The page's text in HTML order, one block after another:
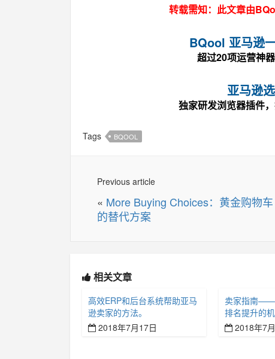
转载需知：此文章由
BQool 亚马逊
超过20项运营神
亚马逊
独家研发浏览器插件
Tags BQOOL
Previous article
« More Buying Choices：黄金购物车
的替代方案
相关文章
高效ERP和后台系统帮助亚马
逊卖家的方法。
2018年7月17日
卖家指南——
排名提升的
2018年7